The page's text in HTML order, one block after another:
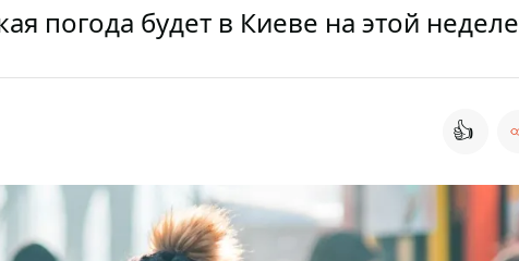
погода будет в Киеве на этой неделе
👍